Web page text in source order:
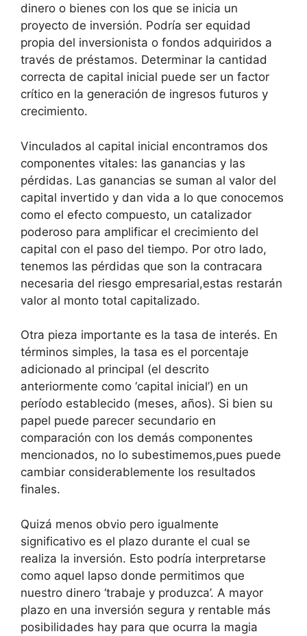
dinero o bienes con los que se inicia un
proyecto de inversión. Podría ser equidad
propia del inversionista o fondos adquiridos a
través de préstamos. Determinar la cantidad
correcta de capital inicial puede ser un factor
crítico en la generación de ingresos futuros y
crecimiento.
Vinculados al capital inicial encontramos dos
componentes vitales: las ganancias y las
pérdidas. Las ganancias se suman al valor del
capital invertido y dan vida a lo que conocemos
como el efecto compuesto, un catalizador
poderoso para amplificar el crecimiento del
capital con el paso del tiempo. Por otro lado,
tenemos las pérdidas que son la contracara
necesaria del riesgo empresarial,estas restarán
valor al monto total capitalizado.
Otra pieza importante es la tasa de interés. En
términos simples, la tasa es el porcentaje
adicionado al principal (el descrito
anteriormente como ‘capital inicial’) en un
período establecido (meses, años). Si bien su
papel puede parecer secundario en
comparación con los demás componentes
mencionados, no lo subestimemos,pues puede
cambiar considerablemente los resultados
finales.
Quizá menos obvio pero igualmente
significativo es el plazo durante el cual se
realiza la inversión. Esto podría interpretarse
como aquel lapso donde permitimos que
nuestro dinero ‘trabaje y produzca’. A mayor
plazo en una inversión segura y rentable más
posibilidades hay para que ocurra la magia